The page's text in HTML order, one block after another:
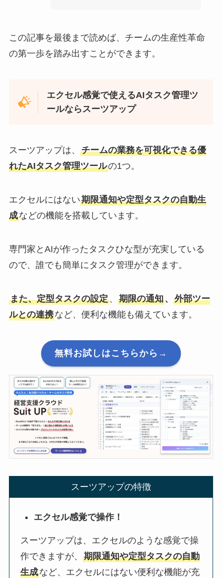
この記事を最後まで読めば、チームの生産性革命
の第一歩を踏み出すことができます。
エクセル感覚で使えるAIタスク管理ツ
ールならスーツアップ
スーツアップは、 チームの業務を可視化できる優
れたAIタスク管理ツールの1つ。
エクセルにはない期限通知や定型タスクの自動生
成などの機能を搭載しています。
専門家とAIが作ったタスクひな型が充実している
ので、誰でも簡単にタスク管理ができます。
また、定型タスクの設定、 期限の通知、 外部ツー
ルとの連携など、便利な機能も備えています。
無料お試しはこちらから→
スーツアップの特徴
エクセル感覚で操作！
スーツアップは、エクセルのような感覚で操
作できますが、期限通知や定型タスクの自動
生成など、エクセルにはない便利な機能が充